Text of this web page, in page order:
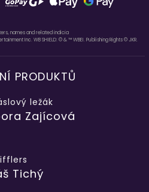
names and related indicia
Inc. WB SHIELD: © & ™ WBEI. Publishing Rights © JKR.
PRODUKTŮ
ležák
Zajícová
Tichý